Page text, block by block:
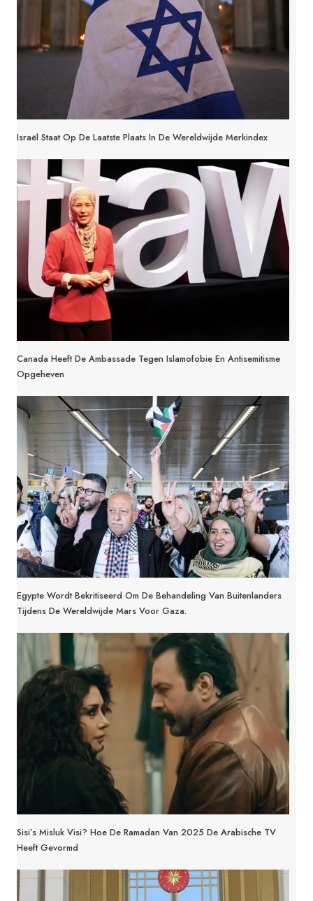
Israël Staat Op De Laatste Plaats In De Wereldwijde Merkindex
Canada Heeft De Ambassade Tegen Islamofobie En Antisemitisme
Opgeheven
Egypte Wordt Bekritiseerd Om De Behandeling Van Buitenlanders
Tijdens De Wereldwijde Mars Voor Gaza.
Sisi’s Misluk Visi? Hoe De Ramadan Van 2025 De Arabische TV
Heeft Gevormd